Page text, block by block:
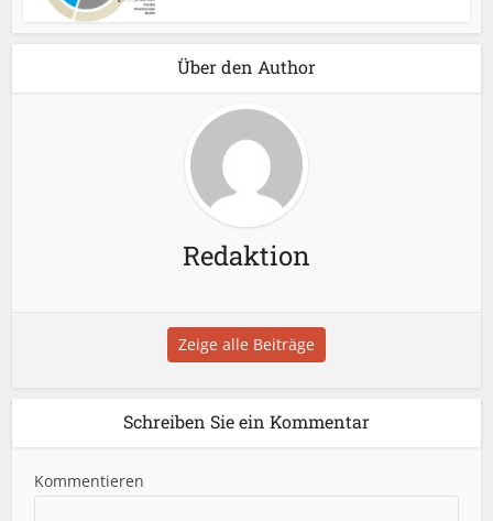
Über den Author
Redaktion
Zeige alle Beiträge
Schreiben Sie ein Kommentar
Kommentieren